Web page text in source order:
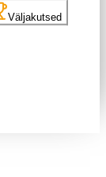
Väljakutsed